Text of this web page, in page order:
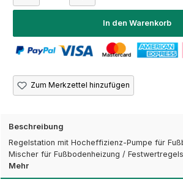
In den Warenkorb
Zum Merkzettel hinzufügen
Beschreibung
Regelstation mit Hocheffizienz-Pumpe für
Mischer für Fußbodenheizung /
Mehr